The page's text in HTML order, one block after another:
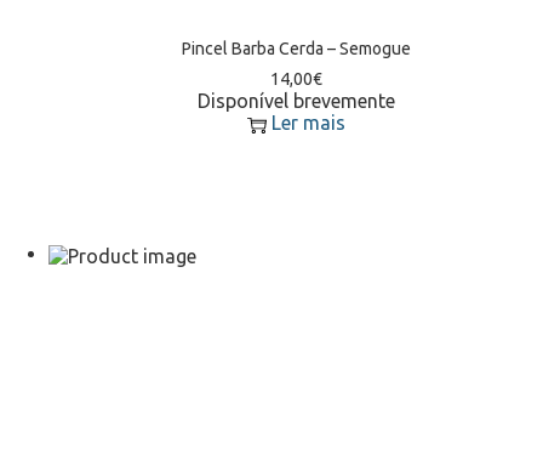
Pincel Barba Cerda – Semogue
14,00€
Disponível brevemente
Ler mais